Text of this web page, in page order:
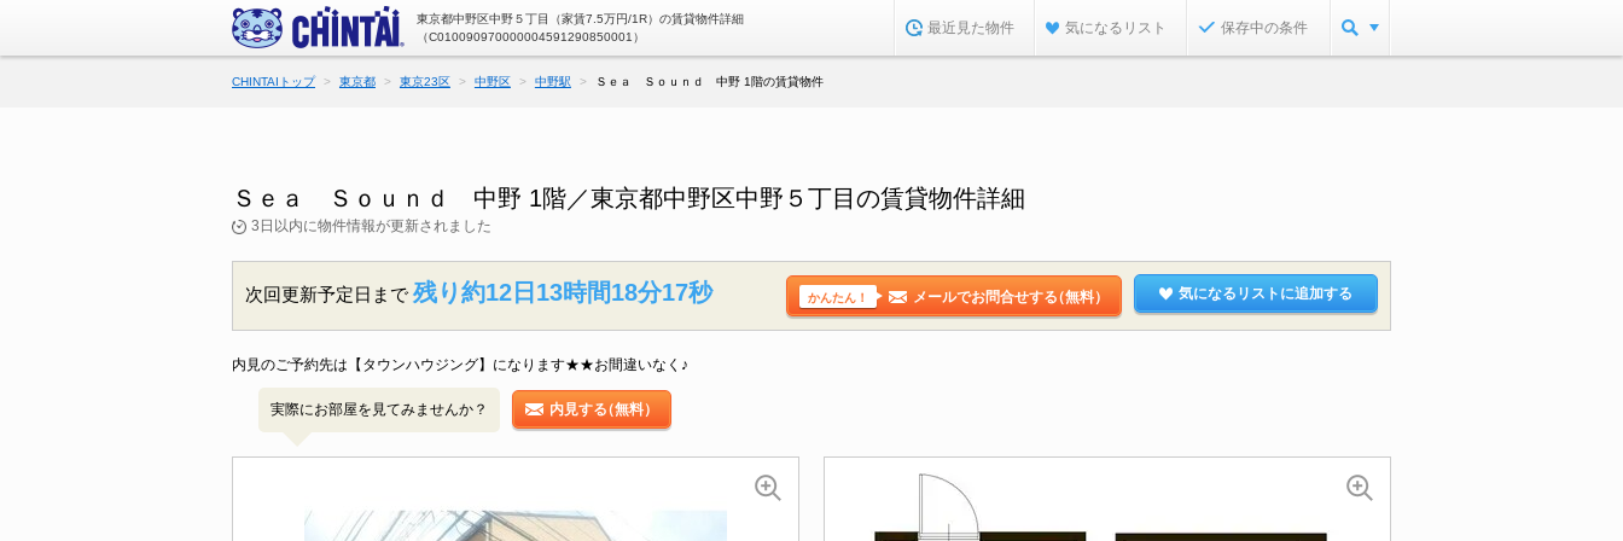
東京都中野区中野５丁目（家賃7.5万円/1R）の賃貸物件詳細
（C010090970000004591290850001）
最近見た物件 気になるリスト 保存中の条件
CHINTAIトップ 東京都 東京23区 中野区 中野駅 Ｓｅａ Ｓｏｕｎｄ 中野 1階の賃貸物件
Ｓｅａ Ｓｏｕｎｄ 中野 1階／東京都中野区中野５丁目の賃貸物件詳細
3日以内に物件情報が更新されました
次回更新予定日まで 残り約12日13時間18分16秒 かんたん！ メールでお問合せする（無料） 気になるリストに追加する
内見のご予約先は【タウンハウジング】になります★★お間違いなく♪
実際にお部屋を見てみませんか？ 内見する（無料）